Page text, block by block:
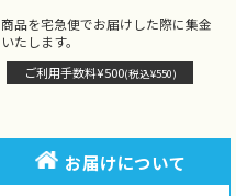
商品を宅急便でお届けした際に集金
いたします。
ご利用手数料¥500(税込¥550)
お届けについて